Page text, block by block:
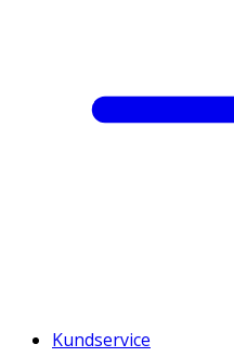
Kundservice